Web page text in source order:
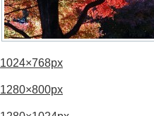
1024×768px
1280×800px